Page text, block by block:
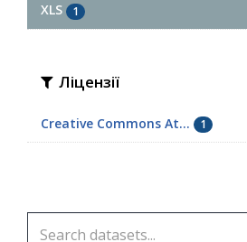
XLS 1
Ліцензії
Creative Commons At... 1